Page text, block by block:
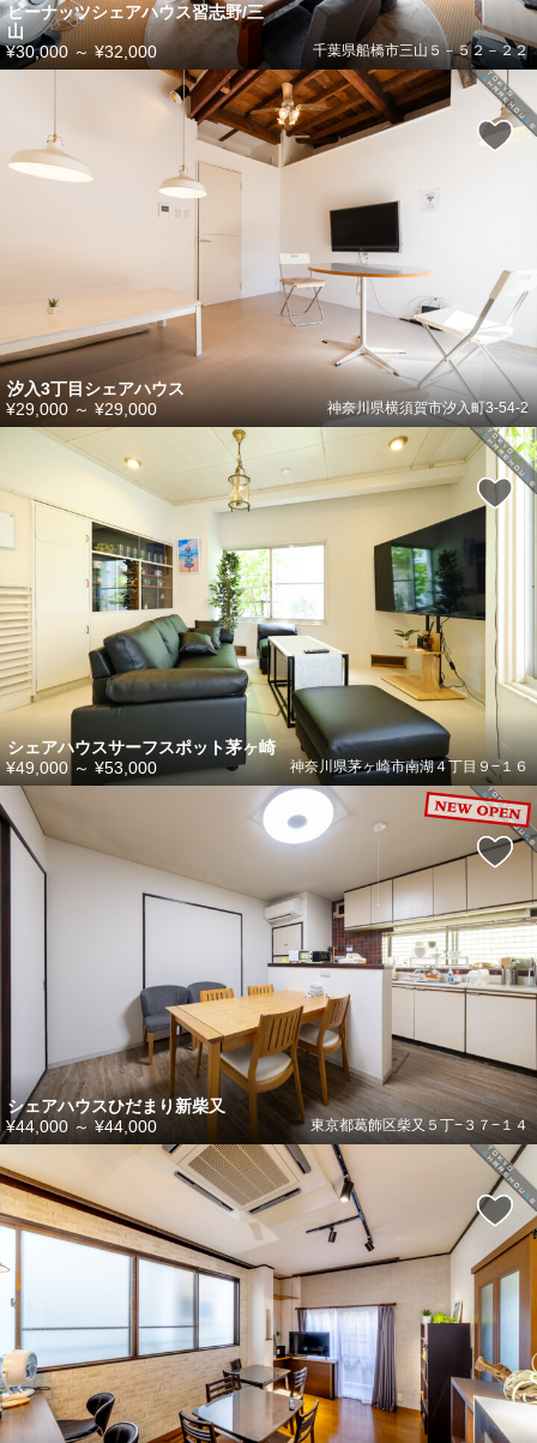
ピーナッツシェアハウス習志野/三
山
千葉県船橋市三山５－５２－２２
¥30,000～¥32,000
汐入3丁目シェアハウス
神奈川県横須賀市汐入町3-54-2
¥29,000 ～ ¥29,000
シェアハウスサーフスポット茅ヶ崎
神奈川県茅ヶ崎市南湖４丁目９−１６
¥49,000～ ¥53,000
シェアハウスひだまり新柴又
東京都葛飾区柴又５丁−３７−１４
¥44,000 ～¥44,000